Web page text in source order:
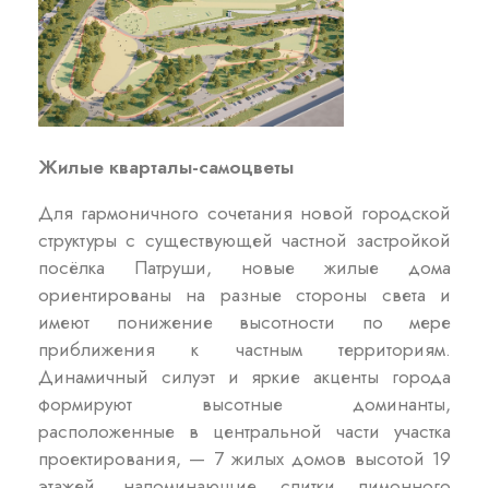
Жилые кварталы-самоцветы
Для гармоничного сочетания новой городской
структуры с существующей частной застройкой
посёлка Патруши, новые жилые дома
ориентированы на разные стороны света и
имеют понижение высотности по мере
приближения к частным территориям.
Динамичный силуэт и яркие акценты города
формируют высотные доминанты,
расположенные в центральной части участка
проектирования, — 7 жилых домов высотой 19